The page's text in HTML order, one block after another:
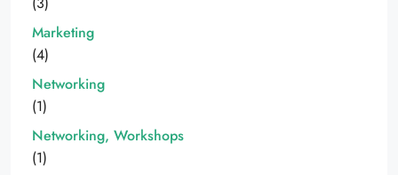
Marketing
(4)
Networking
(1)
Networking, Workshops
(1)